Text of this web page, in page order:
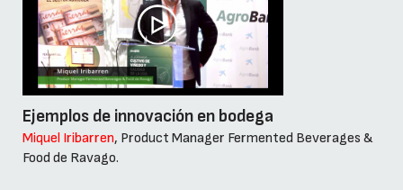
Ejemplos de innovación en bodega
Miquel Iribarren, Product Manager Fermented Beverages &
Food de Ravago.